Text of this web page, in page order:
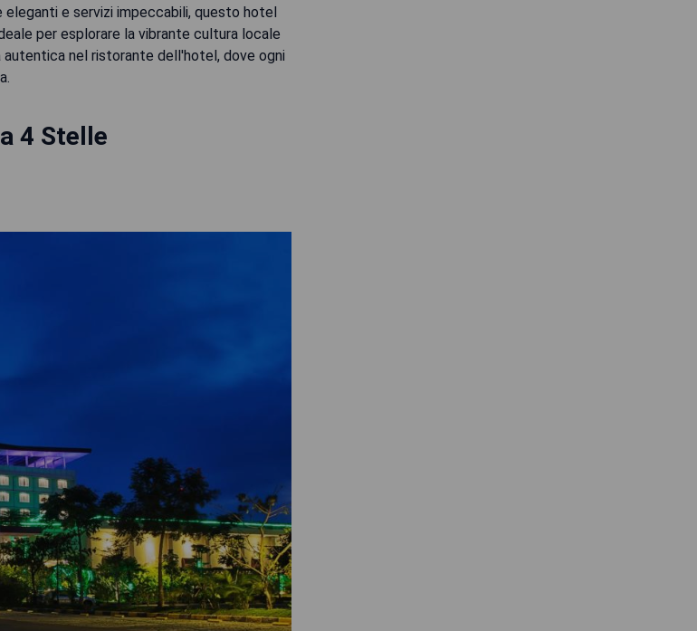
eleganti e servizi impeccabili, questo hotel
per esplorare la vibrante cultura locale
nel ristorante dell'hotel, dove ogni
4 Stelle